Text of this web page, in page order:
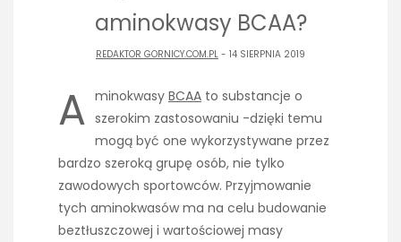
aminokwasy BCAA?
REDAKTOR GORNICY.COM.PL - 14 SIERPNIA 2019
A minokwasy BCAA to substancje o
szerokim zastosowaniu -dzięki temu
mogą być one wykorzystywane przez
bardzo szeroką grupę osób, nie tylko
zawodowych sportowców. Przyjmowanie
tych aminokwasów ma na celu budowanie
beztłuszczowej i wartościowej masy